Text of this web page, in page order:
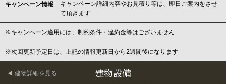
キャンペーン情報
キャンペーン詳細内容やお見積り等は、即日ご案内をさせ
て頂きます
※キャンペーン適用には、制約条件・違約金等はございません
※次回更新予定日は、上記の情報更新日から2週間後になります
建物設備
建物詳細を見る